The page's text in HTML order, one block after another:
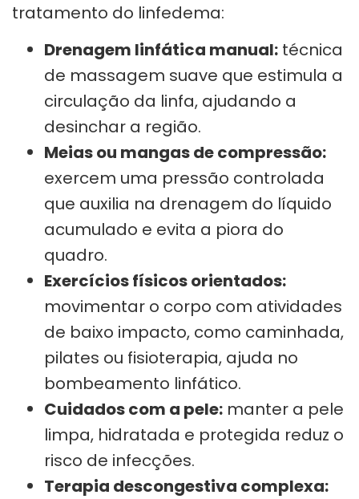
tratamento do linfedema:
Drenagem linfática manual: técnica
de massagem suave que estimula a
circulação da linfa, ajudando a
desinchar a região.
Meias ou mangas de compressão:
exercem uma pressão controlada
que auxilia na drenagem do líquido
acumulado e evita a piora do
quadro.
Exercícios físicos orientados:
movimentar o corpo com atividades
de baixo impacto, como caminhada,
pilates ou fisioterapia, ajuda no
bombeamento linfático.
Cuidados com a pele: manter a pele
limpa, hidratada e protegida reduz o
risco de infecções.
Terapia descongestiva complexa: